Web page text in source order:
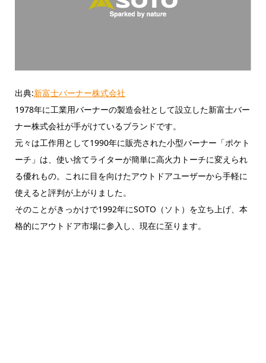
出典:新富士バーナー株式会社
1978年に工業用バーナーの製造会社として設立した新富士バー
ナー株式会社が手がけているブランドです。
元々は工作用として1990年に販売された小型バーナー「ポケト
ーチ」は、使い捨てライターが簡単に高火力トーチに変えられ
る優れもの。これに目を向けたアウトドアユーザーから手軽に
使えると評判が上がりました。
そのことがきっかけで1992年にSOTO（ソト）を立ち上げ、本
格的にアウトドア市場に参入し、現在に至ります。